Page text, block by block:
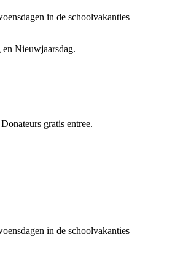
in de schoolvakanties
Nieuwjaarsdag.
gratis entree.
in de schoolvakanties